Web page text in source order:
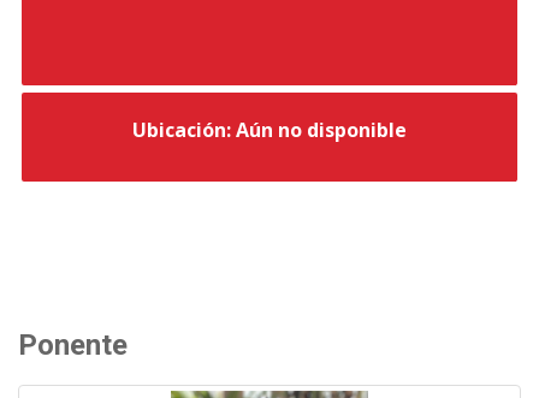
Ubicación: Aún no disponible
Ponente